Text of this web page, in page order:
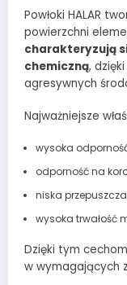
Powłoki HALAR
powierzchni
charakteryzują
chemiczną,
agresywnych
Najważniejsze
wysoka
odporność na
niska
wysoka trwałość
Dzięki tym
w wymagających